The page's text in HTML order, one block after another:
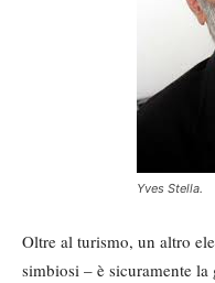
Yves Stella.
Oltre al turismo, un altro
simbiosi – è sicuramente